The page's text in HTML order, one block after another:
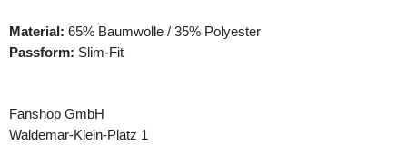
Material: 65% Baumwolle / 35% Polyester
Passform: Slim-Fit
Fanshop GmbH
Waldemar-Klein-Platz 1